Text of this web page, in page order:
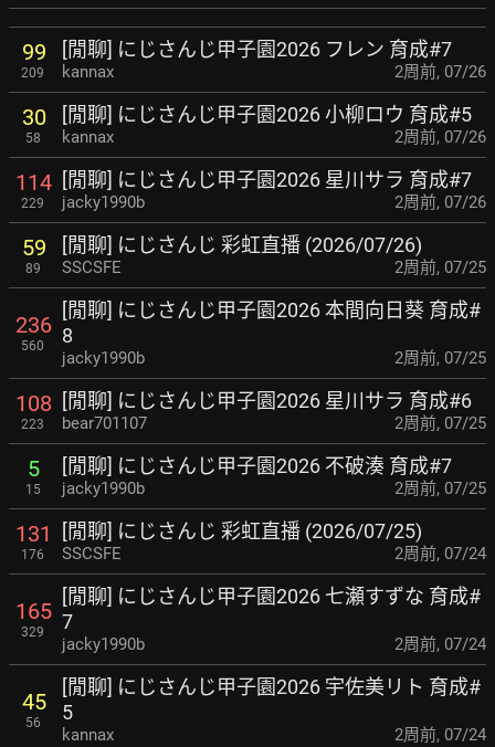
99
209
[閒聊] にじさんじ甲子園2026 フレン 育成#7
kannax 2周前, 07/26
30
58
[閒聊] にじさんじ甲子園2026 小柳ロウ 育成#5
kannax 2周前, 07/26
114
229
[閒聊] にじさんじ甲子園2026 星川サラ 育成#7
jacky1990b 2周前, 07/26
59
89
[閒聊] にじさんじ 彩虹直播 (2026/07/26)
SSCSFE 2周前, 07/25
236
560
[閒聊] にじさんじ甲子園2026 本間向日葵 育成#
8
jacky1990b 2周前, 07/25
108
223
[閒聊] にじさんじ甲子園2026 星川サラ 育成#6
bear701107 2周前, 07/25
5
15
[閒聊] にじさんじ甲子園2026 不破湊 育成#7
jacky1990b 2周前, 07/25
131
176
[閒聊] にじさんじ 彩虹直播 (2026/07/25)
SSCSFE 2周前, 07/24
165
329
[閒聊] にじさんじ甲子園2026 七瀬すずな 育成#
7
jacky1990b 2周前, 07/24
45
56
[閒聊] にじさんじ甲子園2026 宇佐美リト 育成#
5
kannax 2周前, 07/24